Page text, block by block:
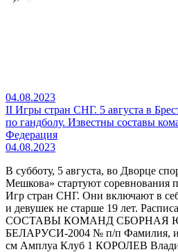
04.08.2023
II Игры стран СНГ. 5 августа в
по гандболу. Известны составы
Федерация
04.08.2023
В субботу, 5 августа, во Дворце
Мешкова» стартуют соревнования
Игр стран СНГ. Они включают в
и девушек не старше 19 лет.
СОСТАВЫ КОМАНД СБОРНАЯ
БЕЛАРУСИ-2004 № п/п Фамилия,
см Амплуа Клуб 1 КОРОЛЕВ